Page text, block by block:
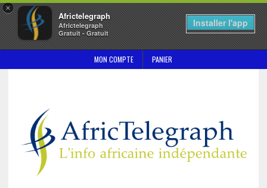
×
Africtelegraph
Africtelegraph
Gratuit - Gratuit
Installer l'app
MON COMPTE PANIER